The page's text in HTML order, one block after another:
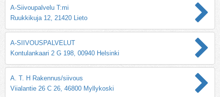
A-Siivoupalvelu T:mi
Ruukkikuja 12, 21420 Lieto
A-SIIVOUSPALVELUT
Kontulankaari 2 G 198, 00940 Helsinki
A. T. H Rakennus/siivous
Viialantie 26 C 26, 46800 Myllykoski